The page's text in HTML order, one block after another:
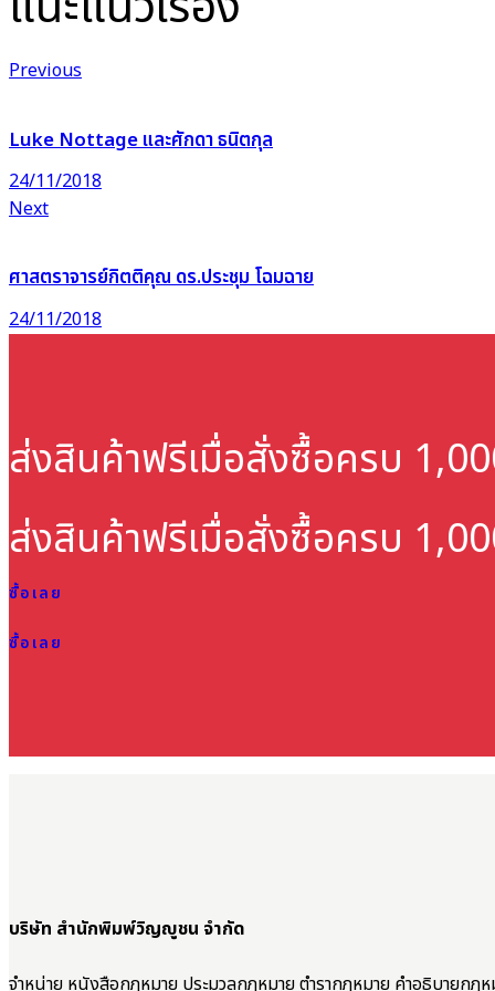
Previous
Luke Nottage และศักดา ธนิตกุล
24/11/2018
Next
ศาสตราจารย์กิตติคุณ ดร.ประชุม โฉมฉาย
24/11/2018
ส่งสินค้าฟรีเมื่อสั่งซื้อครบ
ส่งสินค้าฟรีเมื่อสั่งซื้อครบ
ซื้อเลย
ซื้อเลย
บริษัท สำนักพิมพ์วิญญูชน จำกัด
จำหน่าย หนังสือกฎหมาย ประมวลกฎหมาย ตำรากฎหมาย คำอธิบายกฎห